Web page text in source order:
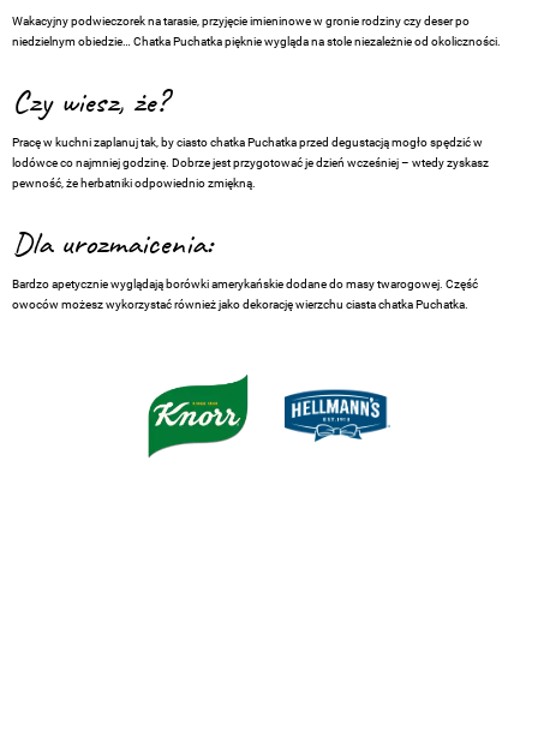
Wakacyjny podwieczorek na tarasie, przyjęcie imieninowe w gronie rodziny czy deser po
niedzielnym obiedzie… Chatka Puchatka pięknie wygląda na stole niezależnie od okoliczności.
Czy wiesz, że?
Pracę w kuchni zaplanuj tak, by ciasto chatka Puchatka przed degustacją mogło spędzić w
lodówce co najmniej godzinę. Dobrze jest przygotować je dzień wcześniej – wtedy zyskasz
pewność, że herbatniki odpowiednio zmiękną.
Dla urozmaicenia:
Bardzo apetycznie wyglądają borówki amerykańskie dodane do masy twarogowej. Część
owoców możesz wykorzystać również jako dekorację wierzchu ciasta chatka Puchatka.